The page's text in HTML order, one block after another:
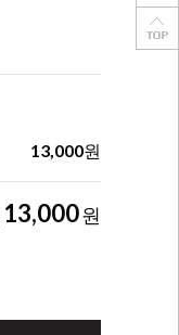
13,000원
13,000원